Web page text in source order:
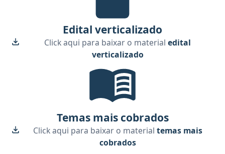
Edital verticalizado
Click aqui para baixar o materialedital
verticalizado
Temas mais cobrados
Click aqui para baixar o material temas mais
cobrados